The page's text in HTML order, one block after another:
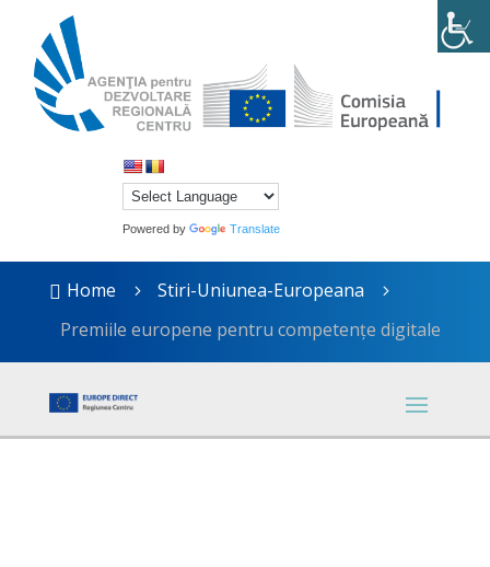
Powered by Translate
 Home 5 Stiri-Uniunea-Europeana 5
Premiile europene pentru competențe digitale